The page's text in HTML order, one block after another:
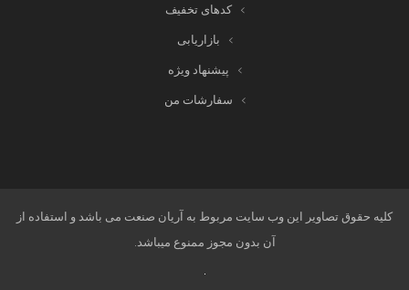
کدهای تخفیف
بازاریابی
پیشنهاد ویژه
سفارشات من
کلیه حقوق تصاویر این وب سایت مربوط به آریان صنعت می باشد و استفاده از
آن بدون مجوز ممنوع میباشد.